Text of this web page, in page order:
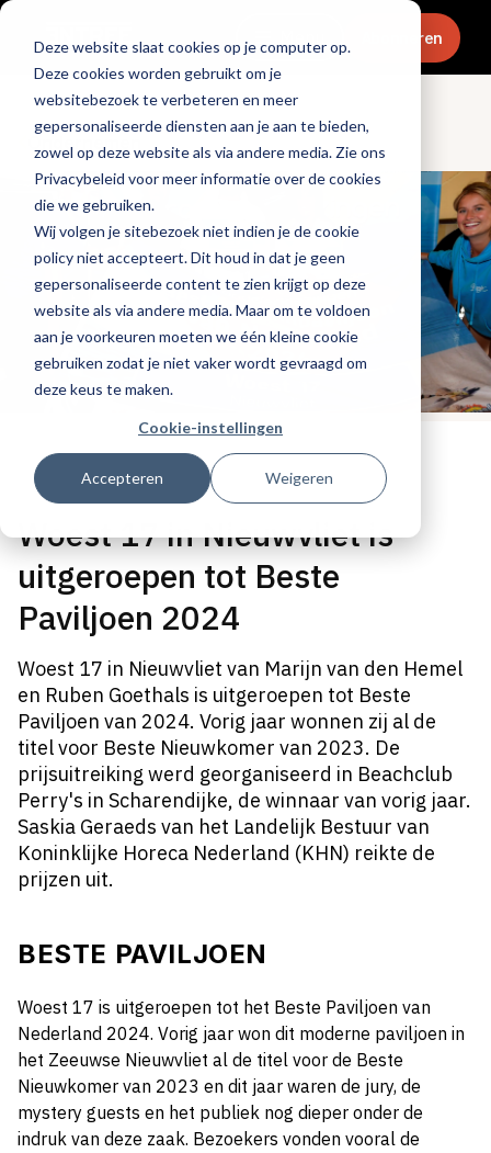
Deze website slaat cookies op je computer op.
Deze cookies worden gebruikt om je
websitebezoek te verbeteren en meer
gepersonaliseerde diensten aan je aan te bieden,
zowel op deze website als via andere media. Zie ons
Privacybeleid voor meer informatie over de cookies
die we gebruiken.
Wij volgen je sitebezoek niet indien je de cookie
policy niet accepteert. Dit houd in dat je geen
gepersonaliseerde content te zien krijgt op deze
website als via andere media. Maar om te voldoen
aan je voorkeuren moeten we één kleine cookie
gebruiken zodat je niet vaker wordt gevraagd om
deze keus te maken.
Cookie-instellingen
Accepteren Weigeren
Menu Abonneren
Ondernemen
Tags:evenementen,bedrijfsvoering
Gepubliceerd op: 30 juli 2024
Woest 17 in Nieuwvliet is
uitgeroepen tot Beste
Paviljoen 2024
Woest 17 in Nieuwvliet van Marijn van den Hemel
en Ruben Goethals is uitgeroepen tot Beste
Paviljoen van 2024. Vorig jaar wonnen zij al de
titel voor Beste Nieuwkomer van 2023. De
prijsuitreiking werd georganiseerd in Beachclub
Perry's in Scharendijke, de winnaar van vorig jaar.
Saskia Geraeds van het Landelijk Bestuur van
Koninklijke Horeca Nederland (KHN) reikte de
prijzen uit.
BESTE PAVILJOEN
Woest 17 is uitgeroepen tot het Beste Paviljoen van
Nederland 2024. Vorig jaar won dit moderne paviljoen in
het Zeeuwse Nieuwvliet al de titel voor de Beste
Nieuwkomer van 2023 en dit jaar waren de jury, de
mystery guests en het publiek nog dieper onder de
indruk van deze zaak. Bezoekers vonden vooral de